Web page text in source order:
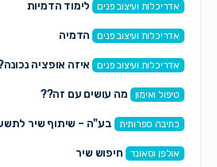
אדריכלות ועיצוב פנים לימוד הדמיות
אדריכלות ועיצוב פנים הדמיה
אדריכלות ועיצוב פנים איזה אופציה
טיפול ואימון מה עושים עם זה??
כתיבה ספרותית בע"ה – שיתוף שיר
אולפן וסאונד חיפוש שיר